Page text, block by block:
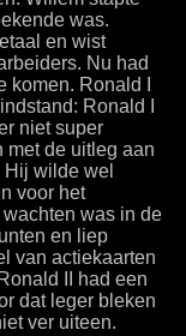
was.
en wist
Nu had
Ronald I
Ronald I
niet super
met de uitleg aan
wilde wel
voor het
was in de
en liep
van actiekaarten
II had een
dat leger bleken
ver uiteen.